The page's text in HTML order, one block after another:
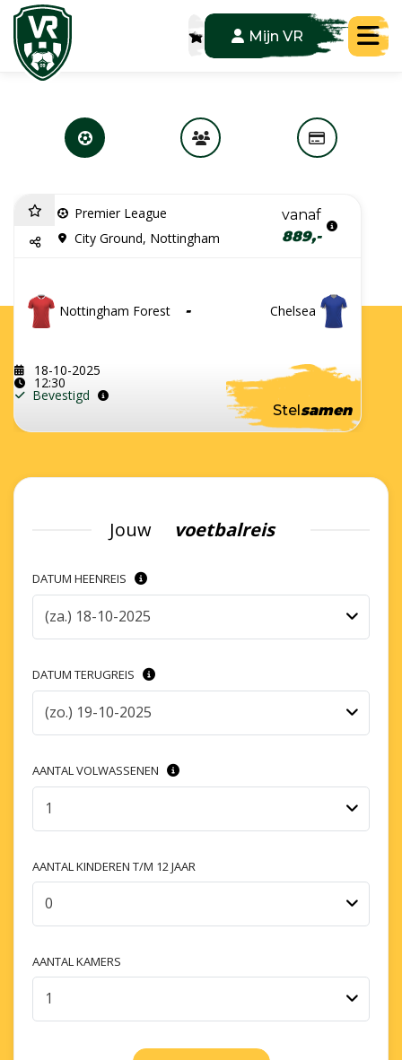
Mijn VR
Premier League
City Ground, Nottingham
vanaf
889,-
Nottingham Forest - Chelsea
18-10-2025
12:30
Bevestigd
Stelsamen
Jouw voetbalreis
DATUM HEENREIS
(za.) 18-10-2025
DATUM TERUGREIS
(zo.) 19-10-2025
AANTAL VOLWASSENEN
1
AANTAL KINDEREN T/M 12 JAAR
0
AANTAL KAMERS
1